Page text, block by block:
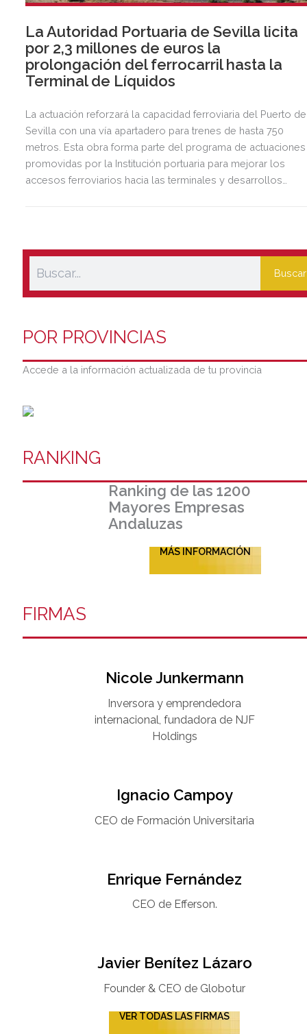
La Autoridad Portuaria de Sevilla licita
por 2,3 millones de euros la
prolongación del ferrocarril hasta la
Terminal de Líquidos
La actuación reforzará la capacidad ferroviaria del Puerto de
Sevilla con una vía apartadero para trenes de hasta 750
metros. Esta obra forma parte del programa de actuaciones
promovidas por la Institución portuaria para mejorar los
accesos ferroviarios hacia las terminales y desarrollos
Buscar
POR PROVINCIAS
Accede a la información actualizada de tu provincia
RANKING
Ranking de las 1200
Mayores Empresas
Andaluzas
MÁS INFORMACIÓN
FIRMAS
Nicole Junkermann​
Inversora y emprendedora
internacional, fundadora de NJF
Holdings
Ignacio Campoy​
CEO de Formación Universitaria​
Enrique Fernández
CEO de Efferson.
Javier Benítez Lázaro
Founder & CEO de Globotur​
VER TODAS LAS FIRMAS